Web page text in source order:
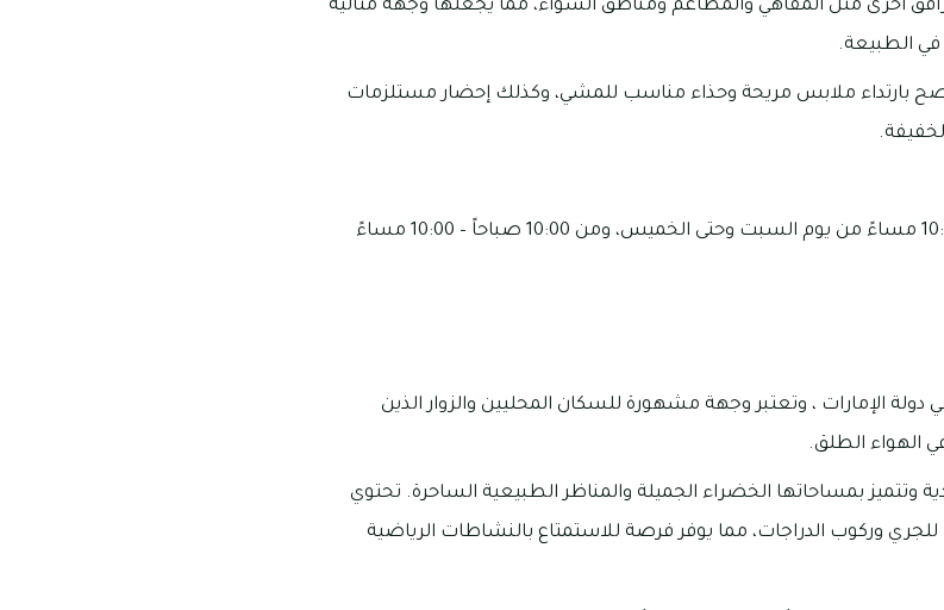
أخرى مثل المقاهي والمطاعم ومناطق الشواء، مما يجعلها وجهة مثالية
في الطبيعة.
بارتداء ملابس مريحة وحذاء مناسب للمشي، وكذلك إحضار مستلزمات
تبدأ أوقات العمل من 01:00 ظهراً – 10:00 مساءً من يوم السبت وحتى الخميس، ومن 10:00 صباحاً – 10:00 مساءً
الإمارات ، وتعتبر وجهة مشهورة للسكان المحليين والزوار الذين
الهواء الطلق.
وتتميز بمساحاتها الخضراء الجميلة والمناظر الطبيعية الساحرة. تحتوي
وركوب الدراجات، مما يوفر فرصة للاستمتاع بالنشاطات الرياضية